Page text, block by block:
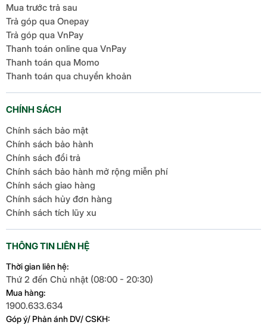
Mua trước trả sau
Trả góp qua Onepay
Trả góp qua VnPay
Thanh toán online qua VnPay
Thanh toán qua Momo
Thanh toán qua chuyển khoản
CHÍNH SÁCH
Chính sách bảo mật
Chính sách bảo hành
Chính sách đổi trả
Chính sách bảo hành mở rộng miễn phí
Chính sách giao hàng
Chính sách hủy đơn hàng
Chính sách tích lũy xu
THÔNG TIN LIÊN HỆ
Thời gian liên hệ:
Thứ 2 đến Chủ nhật (08:00 - 20:30)
Mua hàng:
1900.633.634
Góp ý/ Phản ánh DV/ CSKH: